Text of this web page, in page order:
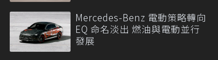
Mercedes-Benz 電動策略轉向
EQ 命名淡出 燃油與電動並行
發展